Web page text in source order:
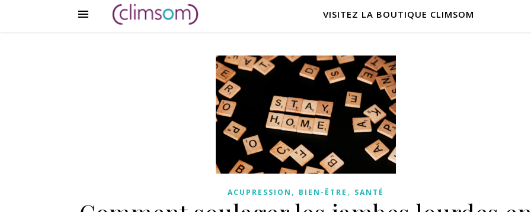
VISITEZ LA BOUTIQUE CLIMSOM
ACUPRESSION , BIEN-ÊTRE , SANTÉ